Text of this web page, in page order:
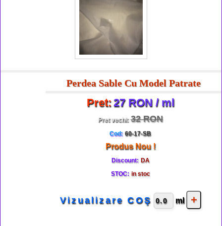
Perdea Sable Cu Model Patrate
Pret:27 RON / ml
Pret vechi: 32 RON
Cod: 60-17-SB
Produs Nou !
Discount: DA
STOC: in stoc
Vizualizare COŞ ml